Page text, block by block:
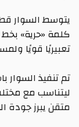
كلمة «حرية»
تعبيريًا قويًا
تم تنفيذ السوار
ليتناسب مع
متقن يبرز جودة